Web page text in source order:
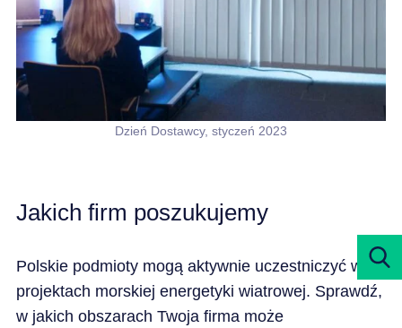
Dzień Dostawcy, styczeń 2023
Jakich firm poszukujemy
Polskie podmioty mogą aktywnie uczestniczyć w
projektach morskiej energetyki wiatrowej. Sprawdź,
w jakich obszarach Twoja firma może